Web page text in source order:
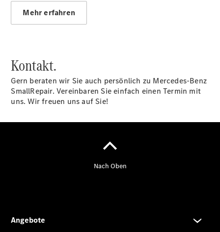
Mehr erfahren
Kontakt.
Gern beraten wir Sie auch persönlich zu Mercedes-Benz
SmallRepair. Vereinbaren Sie einfach einen Termin mit
uns. Wir freuen uns auf Sie!